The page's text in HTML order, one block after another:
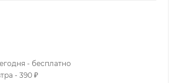
- бесплатно
- 390 ₽